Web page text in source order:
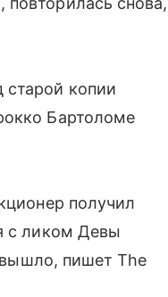
копии
Бартоломе
получил
с ликом Девы
вышло, пишет The